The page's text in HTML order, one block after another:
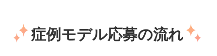
症例モデル応募の流れ